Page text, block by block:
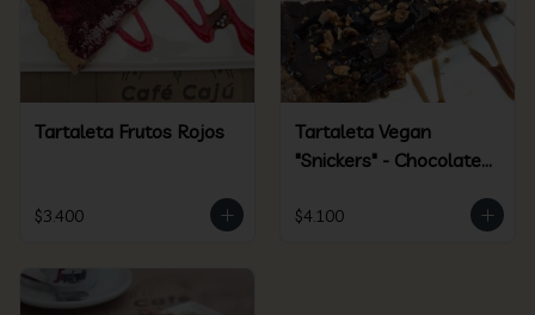
Tartaleta Frutos Rojos
$3.400
Tartaleta Vegan
"Snickers" - Chocolate /
$4.100